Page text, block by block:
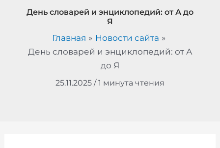
День словарей и энциклопедий: от А до
Я
Главная
Новости сайта
День словарей и энциклопедий: от А
до Я
25.11.2025 /1 минута чтения